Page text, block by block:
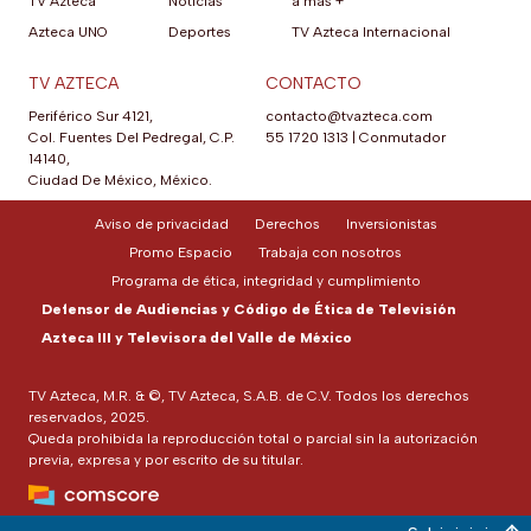
Azteca UNO
Deportes
TV Azteca Internacional
TV AZTECA
Periférico Sur 4121,
Col. Fuentes Del Pedregal, C.P.
14140,
Ciudad De México, México.
CONTACTO
contacto@tvazteca.com
55 1720 1313
Conmutador
TV Azteca, M.R. & ©, TV Azteca, S.A.B. de C.V. Todos los derechos
reservados, 2025.
Queda prohibida la reproducción total o parcial sin la autorización
previa, expresa y por escrito de su titular.
Aviso de privacidad Derechos
Inversionistas
Promo Espacio
Trabaja con nosotros
Programa de ética, integridad y cumplimiento
Defensor de Audiencias y Código de Ética de Televisión
Azteca III y Televisora del Valle de México